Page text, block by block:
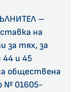
–
на
за тях, за
44 и 45
обществена
№ 01605-